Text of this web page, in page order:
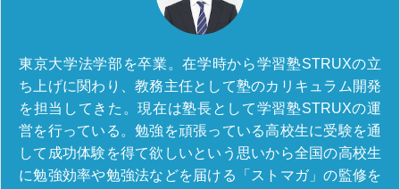
東京大学法学部を卒業。在学時から学習塾STRUXの立
ち上げに関わり、教務主任として塾のカリキュラム開発
を担当してきた。現在は塾長として学習塾STRUXの運
営を行っている。勉強を頑張っている高校生に受験を通
して成功体験を得て欲しいという思いから全国の高校生
に勉強効率や勉強法などを届ける「ストマガ」の監修を